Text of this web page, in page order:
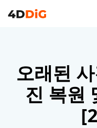
오래된
진 복원